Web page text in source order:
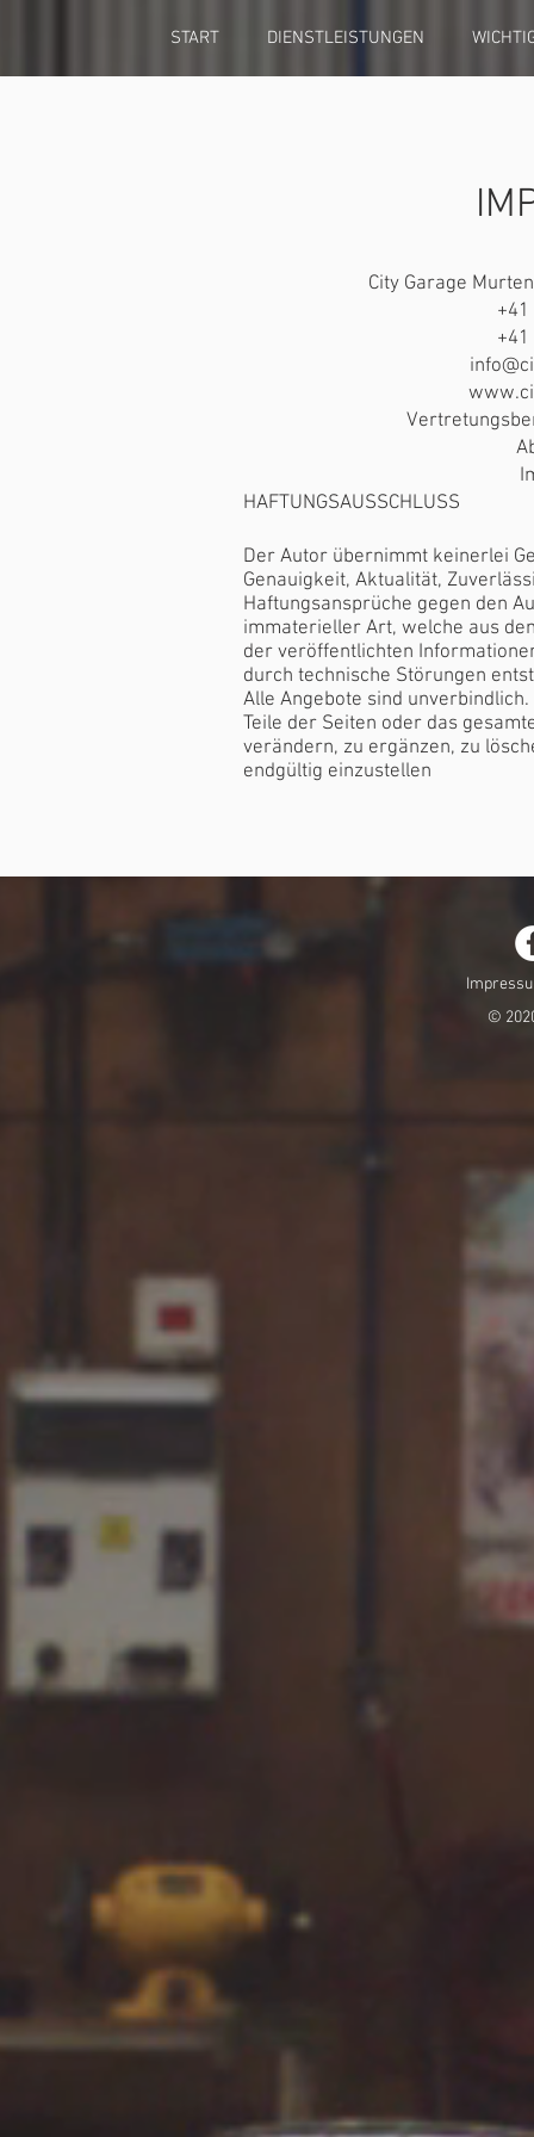
START DIENSTLEISTUNGEN
City Garage
HAFTUNGSAUSSCHLUSS
Der Autor übernimmt keinerlei
Genauigkeit, Aktualität,
Haftungsansprüche gegen den
immaterieller Art, welche aus
der veröffentlichten
durch technische Störungen
Alle Angebote sind
Teile der Seiten oder das
verändern, zu ergänzen, zu
endgültig einzustellen
©